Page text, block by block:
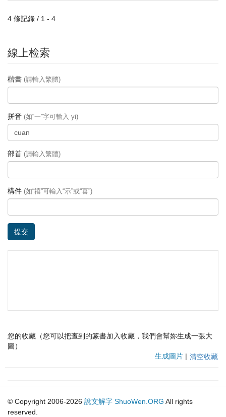
4 條記錄 / 1 - 4
線上检索
楷書 (請輸入繁體)
拼音 (如“一”字可輸入 yi)
部首 (請輸入繁體)
構件 (如“禧”可輸入“示”或“喜”)
提交
您的收藏（您可以把查到的篆書加入收藏，我們會幫妳生成一張大
圖）
生成圖片 | 清空收藏
© Copyright 2006-2026 說文解字 ShuoWen.ORG All rights
reserved.